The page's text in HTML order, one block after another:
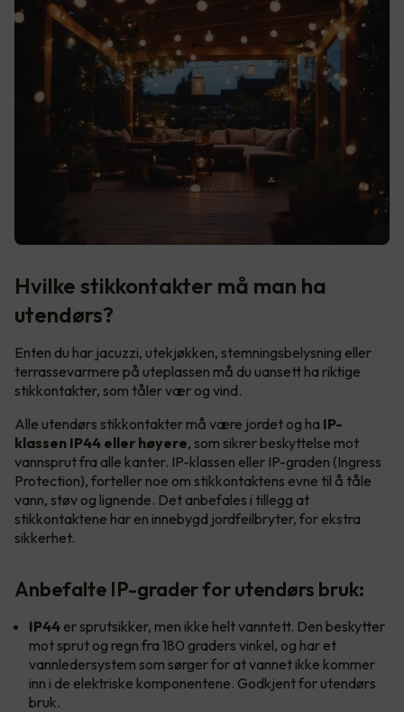
Hvilke stikkontakter må man ha
utendørs?
Enten du har jacuzzi, utekjøkken, stemningsbelysning eller
terrassevarmere på uteplassen må du uansett ha riktige
stikkontakter, som tåler vær og vind.
Alle utendørs stikkontakter må være jordet og ha IP-
klassen IP44 eller høyere, som sikrer beskyttelse mot
vannsprut fra alle kanter. IP-klassen eller IP-graden (Ingress
Protection), forteller noe om stikkontaktens evne til å tåle
vann, støv og lignende. Det anbefales i tillegg at
stikkontaktene har en innebygd jordfeilbryter, for ekstra
sikkerhet.
Anbefalte IP-grader for utendørs bruk:
IP44 er sprutsikker, men ikke helt vanntett. Den beskytter
mot sprut og regn fra 180 graders vinkel, og har et
vannledersystem som sørger for at vannet ikke kommer
inn i de elektriske komponentene. Godkjent for utendørs
bruk.